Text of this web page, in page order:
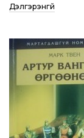
Дэлгэрэнгүй